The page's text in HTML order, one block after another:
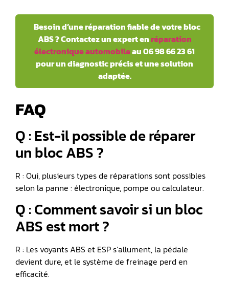
️ Besoin d’une réparation fiable de votre bloc
ABS ? Contactez un expert enréparation
électronique automobileau 06 98 66 23 61
pour un diagnostic précis et une solution
adaptée.
FAQ
Q : Est-il possible de réparer
un bloc ABS ?
R : Oui, plusieurs types de réparations sont possibles
selon la panne : électronique, pompe ou calculateur.
Q : Comment savoir si un bloc
ABS est mort ?
R : Les voyants ABS et ESP s’allument, la pédale
devient dure, et le système de freinage perd en
efficacité.